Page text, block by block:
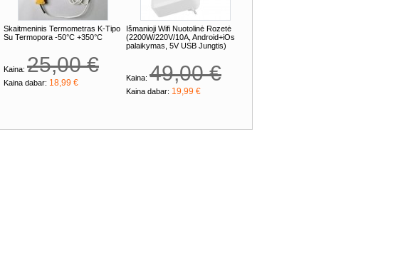
Skaitmeninis Termometras K-Tipo
Su Termopora -50°C +350°C
Kaina: 25,00 €
Kaina dabar: 18,99 €
Išmanioji Wifi Nuotolinė Rozetė
(2200W/220V/10A, Android+iOs
palaikymas, 5V USB Jungtis)
Kaina: 49,00 €
Kaina dabar: 19,99 €